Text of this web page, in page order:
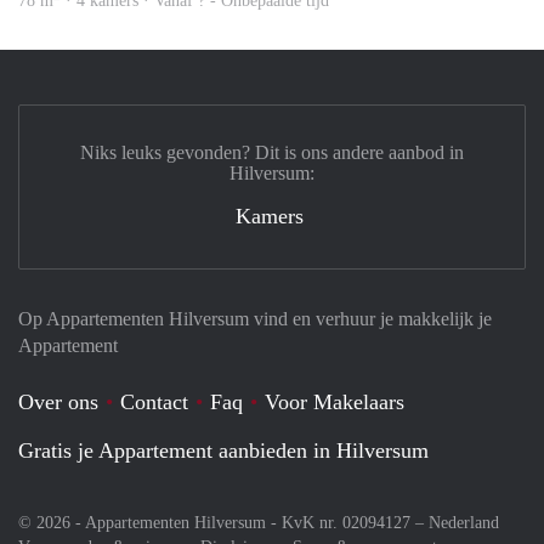
Op Appartementen Hilversum vind en verhuur je makkelijk je
Appartement
Over ons Contact Faq
Voor Makelaars
Gratis je Appartement aanbieden in Hilversum
© 2026 - Appartementen Hilversum - KvK nr. 02094127 – Nederland
Niks leuks gevonden? Dit is ons andere aanbod in
Hilversum:
Kamers